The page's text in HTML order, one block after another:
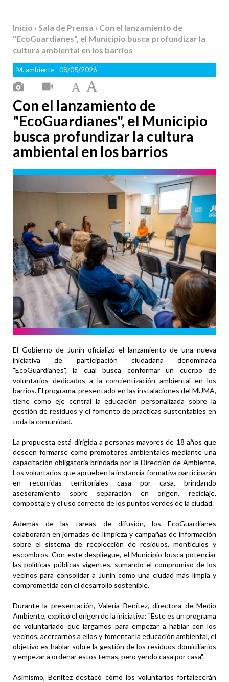
Inicio › Sala de Prensa › Con el lanzamiento de
"EcoGuardianes", el Municipio busca profundizar la
cultura ambiental en los barrios
M. ambiente - 08/05/2026
Con el lanzamiento de
"EcoGuardianes", el Municipio
busca profundizar la cultura
ambiental en los barrios
El Gobierno de Junín oficializó el lanzamiento de una nueva
iniciativa de participación ciudadana denominada
"EcoGuardianes", la cual busca conformar un cuerpo de
voluntarios dedicados a la concientización ambiental en los
barrios. El programa, presentado en las instalaciones del MUMA,
tiene como eje central la educación personalizada sobre la
gestión de residuos y el fomento de prácticas sustentables en
toda la comunidad.
La propuesta está dirigida a personas mayores de 18 años que
deseen formarse como promotores ambientales mediante una
capacitación obligatoria brindada por la Dirección de Ambiente.
Los voluntarios que aprueben la instancia formativa participarán
en recorridas territoriales casa por casa, brindando
asesoramiento sobre separación en origen, reciclaje,
compostaje y el uso correcto de los puntos verdes de la ciudad.
Además de las tareas de difusión, los EcoGuardianes
colaborarán en jornadas de limpieza y campañas de información
sobre el sistema de recolección de residuos, montículos y
escombros. Con este despliegue, el Municipio busca potenciar
las políticas públicas vigentes, sumando el compromiso de los
vecinos para consolidar a Junín como una ciudad más limpia y
comprometida con el desarrollo sostenible.
Durante la presentación, Valeria Benítez, directora de Medio
Ambiente, explicó el origen de la iniciativa: "Este es un programa
de voluntariado que largamos para empezar a hablar con los
vecinos, acercarnos a ellos y fomentar la educación ambiental, el
objetivo es hablar sobre la gestión de los residuos domiciliarios
y empezar a ordenar estos temas, pero yendo casa por casa".
Asimismo, Benítez destacó cómo los voluntarios fortalecerán